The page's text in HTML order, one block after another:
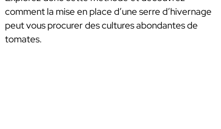
comment la mise en place d’une serre d’hivernage
peut vous procurer des cultures abondantes de
tomates.